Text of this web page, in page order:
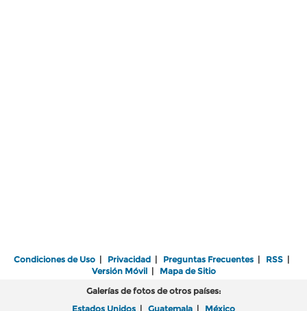
Condiciones de Uso | Privacidad | Preguntas Frecuentes | RSS |
Versión Móvil| Mapa de Sitio
Galerías de fotos de otros países:
Estados Unidos | Guatemala | México